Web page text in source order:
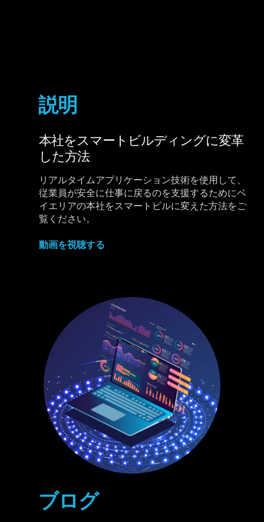
説明
本社をスマートビルディングに変革
した方法
リアルタイムアプリケーション技術を使用して、
従業員が安全に仕事に戻るのを支援するためにベ
イエリアの本社をスマートビルに変えた方法をご
覧ください。
動画を視聴する
ブログ